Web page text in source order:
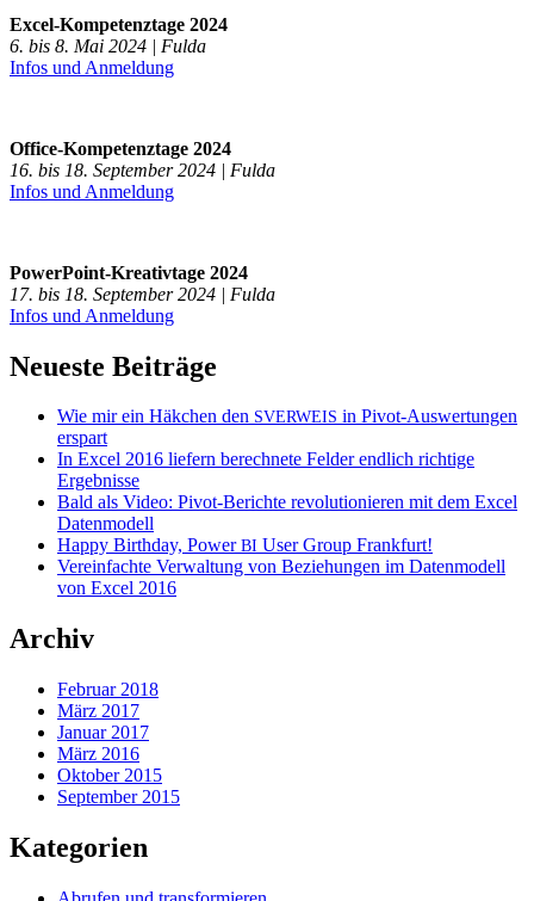
Excel-Kompetenztage 2024
6. bis 8. Mai 2024 | Fulda
Infos und Anmeldung
Office-Kompetenztage 2024
16. bis 18. September 2024 | Fulda
Infos und Anmeldung
PowerPoint-Kreativtage 2024
17. bis 18. September 2024 | Fulda
Infos und Anmeldung
Neueste Beiträge
Wie mir ein Häkchen den SVERWEIS in Pivot-Auswertungen
erspart
In Excel 2016 liefern berechnete Felder endlich richtige
Ergebnisse
Bald als Video: Pivot-Berichte revolutionieren mit dem Excel
Datenmodell
Happy Birthday, PowerBI User Group Frankfurt!
Vereinfachte Verwaltung von Beziehungen im Datenmodell
von Excel 2016
Archiv
Februar 2018
März 2017
Januar 2017
März 2016
Oktober 2015
September 2015
Kategorien